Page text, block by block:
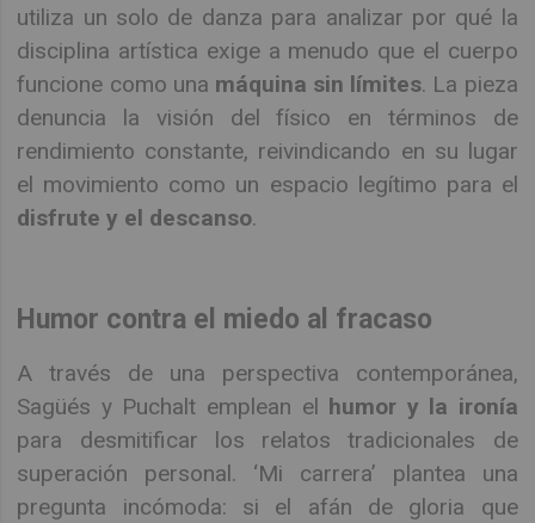
utiliza un solo de danza para analizar por qué la
disciplina artística exige a menudo que el cuerpo
funcione como una máquina sin límites. La pieza
denuncia la visión del físico en términos de
rendimiento constante, reivindicando en su lugar
el movimiento como un espacio legítimo para el
disfrute y el descanso.
Humor contra el miedo al fracaso
A través de una perspectiva contemporánea,
Sagüés y Puchalt emplean el humor y la ironía
para desmitificar los relatos tradicionales de
superación personal. ‘Mi carrera’ plantea una
pregunta incómoda: si el afán de gloria que